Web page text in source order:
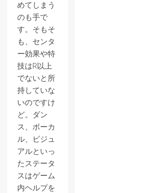
めてしまう
のも手で
す。そもそ
も、センタ
ー効果や特
技はR以上
でないと所
持していな
いのですけ
ど。ダン
ス、ボーカ
ル、ビジュ
アルといっ
たステータ
スはゲーム
内ヘルプを